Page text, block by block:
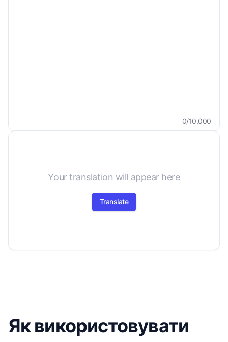
0/10,000
Your translation will appear here
Translate
Як використовувати